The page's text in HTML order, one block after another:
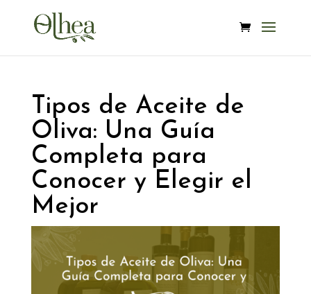
Tipos de Aceite de
Oliva: Una Guía
Completa para
Conocer y Elegir el
Mejor